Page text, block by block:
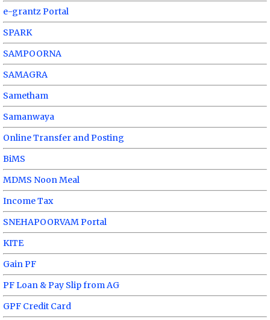
e-grantz Portal
SPARK
SAMPOORNA
SAMAGRA
Sametham
Samanwaya
Online Transfer and Posting
BiMS
MDMS Noon Meal
Income Tax
SNEHAPOORVAM Portal
KITE
Gain PF
PF Loan & Pay Slip from AG
GPF Credit Card